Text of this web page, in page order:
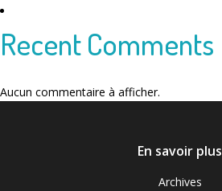
Recent Comments
Aucun commentaire à afficher.
En savoir plus
Archives